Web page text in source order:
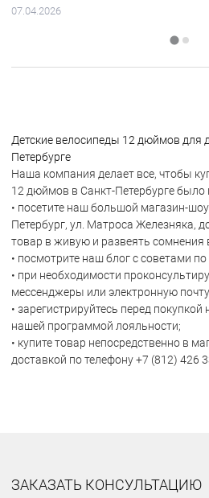
07.04.2026
Детские велосипеды 12 дюймов для
Петербурге
Наша компания делает все, чтобы
12 дюймов в Санкт-Петербурге
• посетите наш большой магазин-
Петербург, ул. Матроса Железняка,
товар в живую и развеять сомнения
• посмотрите наш блог с советами
• при необходимости
мессенджеры или электронную
• зарегистрируйтесь перед покупкой
нашей программой лояльности;
• купите товар непосредственно в
доставкой по телефону +7 (812) 426
ЗАКАЗАТЬ КОНСУЛЬТАЦИЮ